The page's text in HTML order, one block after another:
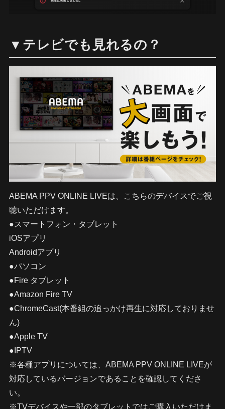
▼テレビでも見れるの？
ABEMA PPV ONLINE LIVEは、こちらのデバイスでご視
聴いただけます。
●スマートフォン・タブレット
iOSアプリ
Androidアプリ
●パソコン
●Fire タブレット
●Amazon Fire TV
●ChromeCast(本番組の追っかけ再生に対応しておりませ
ん)
●Apple TV
●IPTV
※各種アプリについては、ABEMA PPV ONLINE LIVEが
対応しているバージョンであることを確認してくださ
い。
※TVデバイスや一部のタブレットではご購入いただけま